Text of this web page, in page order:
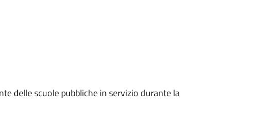
delle scuole pubbliche in servizio durante la